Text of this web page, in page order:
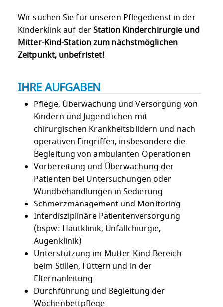
Wir suchen Sie für unseren Pflegedienst in der
Kinderklink auf derStation Kinderchirurgie und
Mitter-Kind-Stationzum nächstmöglichen
Zeitpunkt, unbefristet!
IHRE AUFGABEN
Pflege, Überwachung und Versorgung von
Kindern und Jugendlichen mit
chirurgischen Krankheitsbildern und nach
operativen Eingriffen, insbesondere die
Begleitung von ambulanten Operationen
Vorbereitung und Überwachung der
Patienten bei Untersuchungen oder
Wundbehandlungen in Sedierung
Schmerzmanagement und Monitoring
Interdisziplinäre Patientenversorgung
(bspw: Hautklinik, Unfallchiurgie,
Augenklinik)
Unterstützung im Mutter-Kind-Bereich
beim Stillen, Füttern und in der
Elternanleitung
Durchführung und Begleitung der
Wochenbettpflege